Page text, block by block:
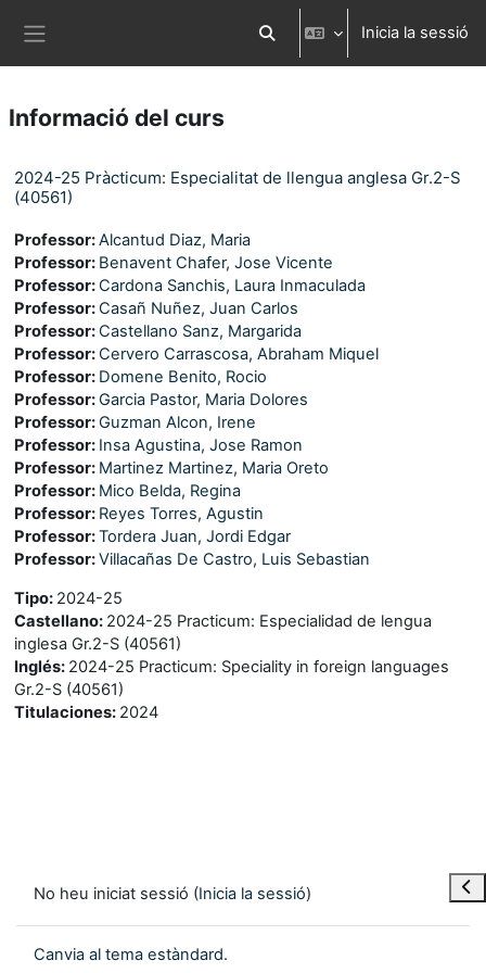
Commuta l'entrada de la cerca
Inicia la sessió
Informació del curs
2024-25 Pràcticum: Especialitat de llengua anglesa Gr.2-S
(40561)
Professor:Alcantud Diaz, Maria
Professor: Benavent Chafer, Jose Vicente
Professor:Cardona Sanchis, Laura Inmaculada
Professor:Casañ Nuñez, Juan Carlos
Professor:Castellano Sanz, Margarida
Professor:Cervero Carrascosa, Abraham Miquel
Professor: Domene Benito, Rocio
Professor:Garcia Pastor, Maria Dolores
Professor:Guzman Alcon, Irene
Professor: Insa Agustina, Jose Ramon
Professor: Martinez Martinez, Maria Oreto
Professor: Mico Belda, Regina
Professor: Reyes Torres, Agustin
Professor:Tordera Juan, Jordi Edgar
Professor:Villacañas De Castro, Luis Sebastian
Tipo: 2024-25
Castellano: 2024-25 Practicum: Especialidad de lengua
inglesa Gr.2-S (40561)
Inglés: 2024-25 Practicum: Speciality in foreign languages
Gr.2-S (40561)
Titulaciones: 2024
No heu iniciat sessió (Inicia la sessió)
Canvia al tema estàndard.